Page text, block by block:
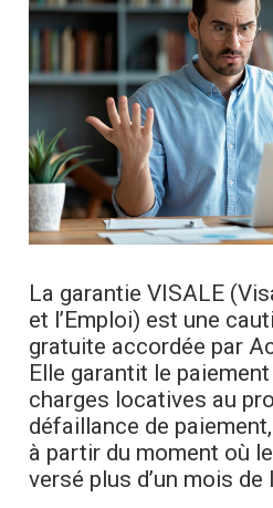
La garantie VISALE
et l’Emploi) est une
gratuite accordée par
Elle garantit le
charges locatives au
défaillance de
à partir du moment où
versé plus d’un mois de